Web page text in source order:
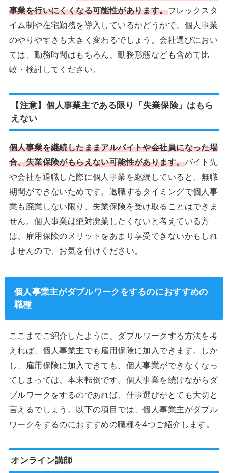
事業を行いにくくなる可能性があります。フレックスタ
イム制や在宅勤務を導入しているかどうかで、個人事業
のやりやすさも大きく変わるでしょう。会社選びにおい
ては、勤務時間はもちろん、勤務形態なども含めて比
較・検討してください。
【注意】個人事業主である限り「失業保険」はもら
えない
個人事業を継続したままアルバイトや会社員になった場
合、失業保険がもらえない可能性があります。バイト先
や会社を退職した際に個人事業を継続していると、無職
期間ができないためです。退職するタイミングで個人事
業も廃業しない限り、失業保険を受け取ることはできま
せん。個人事業は絶対廃業したくないと考えている方
は、雇用保険のメリットをあまり享受できないかもしれ
ませんので、お気を付けください。
個人事業主がダブルワークをするのにおすすめの
職種
ここまでご紹介したように、ダブルワークする方法を考
えれば、個人事業主でも雇用保険に加入できます。しか
し、雇用保険に加入できても、個人事業ができなくなっ
てしまっては、本末転倒です。個人事業を続けながらダ
ブルワークをするのであれば、仕事選びがとても大切と
言えるでしょう。以下の項目では、個人事業主がダブル
ワークをするのにおすすめの職種を4つご紹介します。
オンライン講師